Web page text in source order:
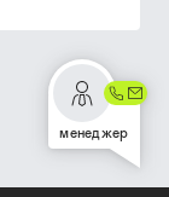
менеджер